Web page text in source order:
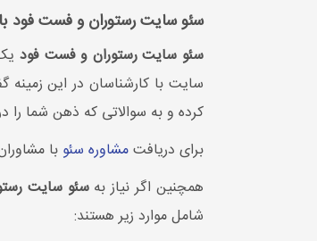
سئو سایت رستوران و فست فود
سئو سایت رستوران و فست فود
سایت با کارشناسان در این زمینه
کرده و به سوالاتی که ذهن شما را
برای دریافتمشاوره سئو با
همچنین اگر نیاز بهسئو سایت
شامل موارد زیر هستند: